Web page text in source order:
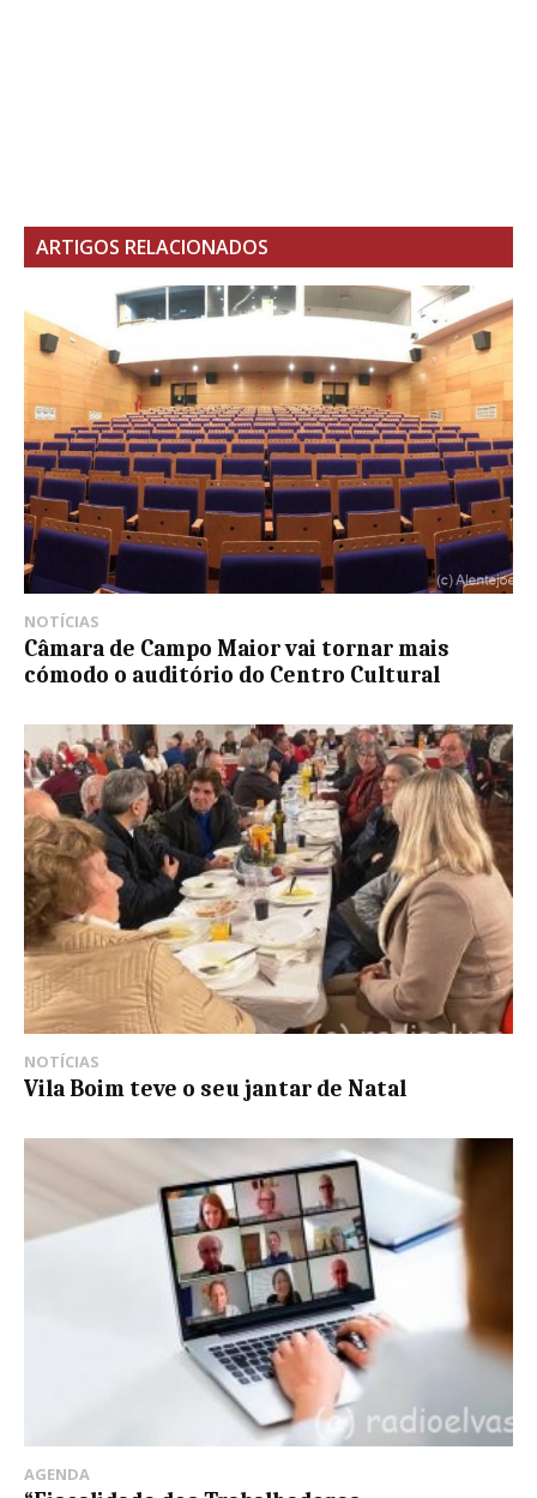
ARTIGOS RELACIONADOS
NOTÍCIAS
Câmara de Campo Maior vai tornar mais
cómodo o auditório do Centro Cultural
NOTÍCIAS
Vila Boim teve o seu jantar de Natal
AGENDA